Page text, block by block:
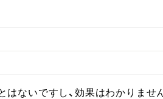
ないですし、効果はわかりませ